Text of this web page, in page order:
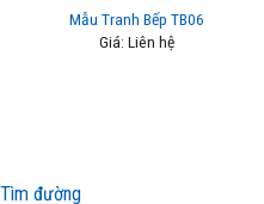
Mẫu Tranh Bếp TB06
Giá: Liên hệ
Tìm đường